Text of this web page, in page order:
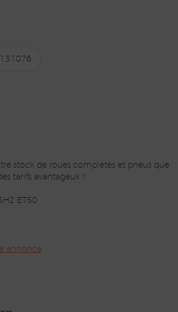
stock de roues complètes et pneus que
tarifs avantageux !!
ET50
annonce